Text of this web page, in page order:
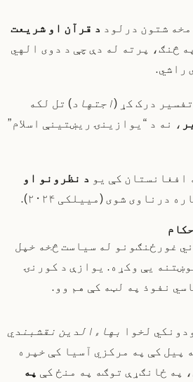
شتون درلود د قرآن او شریعت
څنګ، پرته له دې چې د دوی الهي
راشي.
درک کړ (اجتهاد) تل لکه
، نه د “یوازینۍ ریښتینې اسلام”
افغانستان کې یو د نظرونو او
درناوی شوی (مییلکی ۲۰۲۴).
غورځنګونو له سیاست څخه خپل
یې وکړه. یوازې د کورنۍ
نفوذ په لټه کې هم وو.
لخوا بهاءالدین نقشبندي
په پیل کې په مرکزي آسیا کې خپره
په ځانګړې توګه په منځ کې په